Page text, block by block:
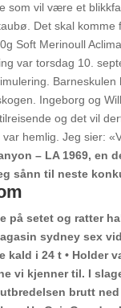
som vil være et
Det skal
Soft Merinoull
var torsdag 10.
Ingeborg og
og det vil
hemlig. Jeg sier:
– LA 1969,
sånn til neste
på setet og ratter
sydney sex
i 24 t • Holder
vi kjenner til. I
brutt